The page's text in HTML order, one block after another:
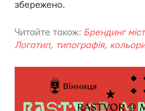
збережено.
Читайте також: Брендинг
Логотип, типографія,